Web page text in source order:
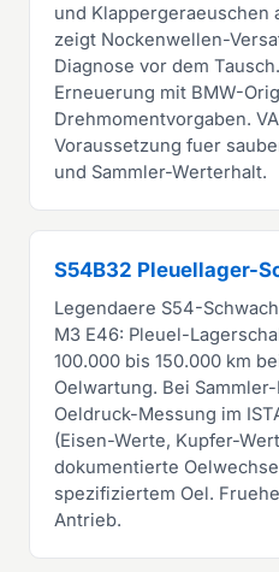
und Klappergeraeuschen
zeigt Nockenwellen-
Diagnose vor dem
Erneuerung mit BMW-
Drehmomentvorgaben.
Voraussetzung fuer
und Sammler-Werterhalt.
S54B32 Pleuellager-
Legendaere S54-
M3 E46: Pleuel-
100.000 bis 150.000 km
Oelwartung. Bei
Oeldruck-Messung im
(Eisen-Werte, Kupfer-
dokumentierte
spezifiziertem Oel.
Antrieb.